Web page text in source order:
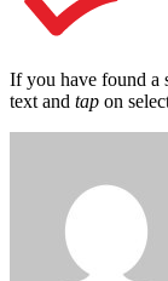
If you have found a
text and tap on